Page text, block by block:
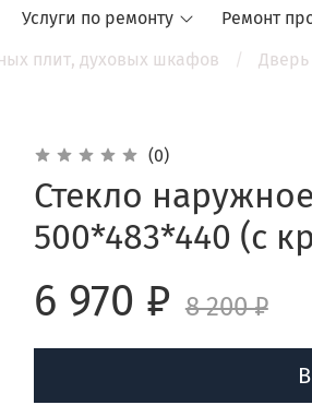
Услуги по ремонту
Ремонт
плит, духовых шкафов Дверь
(0)
Стекло
500*483*440 (с
6 970 ₽ 8 200 ₽